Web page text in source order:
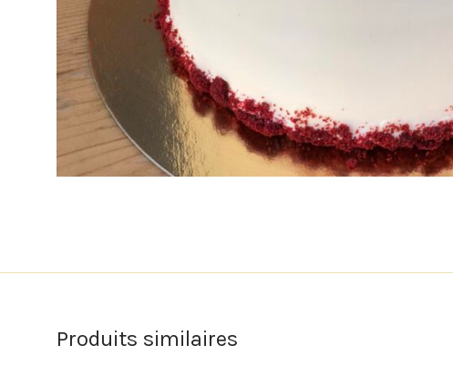
Produits similaires